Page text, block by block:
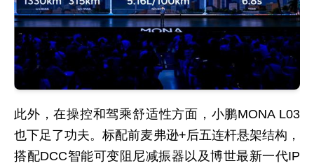
此外，在操控和驾乘舒适性方面，小鹏MONA L03
也下足了功夫。标配前麦弗逊+后五连杆悬架结构，
搭配DCC智能可变阻尼减振器以及博世最新一代IP